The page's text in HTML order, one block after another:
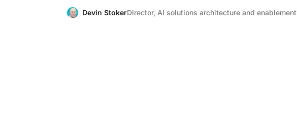
Devin StokerDirector, AI solutions architecture and enablement